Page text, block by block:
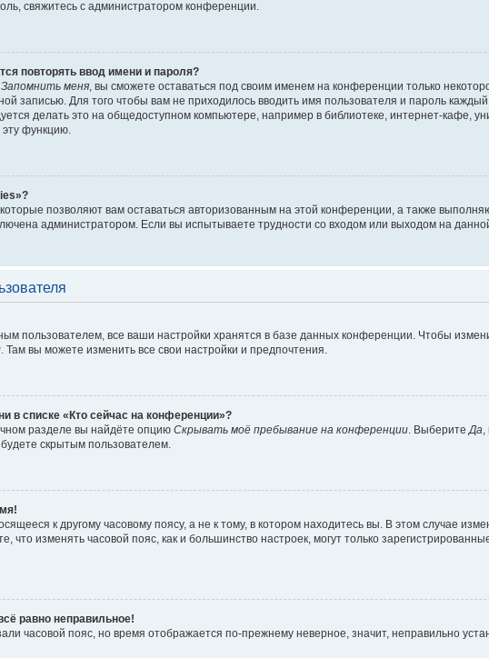
свяжитесь с администратором конференции.
повторять ввод имени и пароля?
Запомнить меня, вы сможете оставаться под своим именем на конференции только
записью. Для того чтобы вам не приходилось вводить имя пользователя и пароль
делать это на общедоступном компьютере, например в библиотеке, интернет-кафе,
эту функцию.
позволяют вам оставаться авторизованным на этой конференции, а также
администратором. Если вы испытываете трудности со входом или выходом на
пользователем, все ваши настройки хранятся в базе данных конференции. Чтобы
. Там вы можете изменить все свои настройки и предпочтения.
в списке «Кто сейчас на конференции»?
разделе вы найдёте опцию Скрывать моё пребывание на конференции. ВыберитеДа,
скрытым пользователем.
к другому часовому поясу, а не к тому, в котором находитесь вы. В этом случае
что изменять часовой пояс, как и большинство настроек, могут только
равно неправильное!
часовой пояс, но время отображается по-прежнему неверное, значит, неправильно